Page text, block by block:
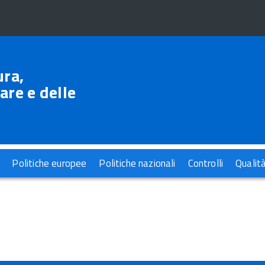
e delle
Politiche europee Politiche nazionali Controlli